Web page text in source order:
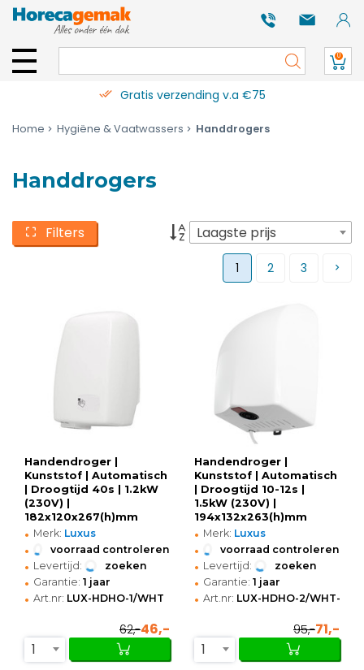
0
Gratis verzending v.a €75
Home Hygiëne & Vaatwassers Handdrogers
Handdrogers
Filters Laagste prijs
1 2 3
Handendroger |
Kunststof | Automatisch
| Droogtijd 40s | 1.2kW
(230V) |
182x120x267(h)mm
• Merk: Luxus
• voorraad controleren
• Levertijd: zoeken
• Garantie: 1 jaar
• Art.nr: LUX-HDHO-1/WHT
62,-46,-
1
Handendroger |
Kunststof | Automatisch
| Droogtijd 10-12s |
1.5kW (230V) |
194x132x263(h)mm
• Merk: Luxus
• voorraad controleren
• Levertijd: zoeken
• Garantie: 1 jaar
• Art.nr: LUX-HDHO-2/WHT-V
95,-71,-
1